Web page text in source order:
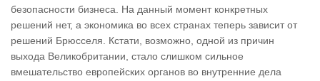
безопасности бизнеса. На данный момент конкретных
решений нет, а экономика во всех странах теперь зависит от
решений Брюсселя. Кстати, возможно, одной из причин
выхода Великобритании, стало слишком сильное
вмешательство европейских органов во внутренние дела